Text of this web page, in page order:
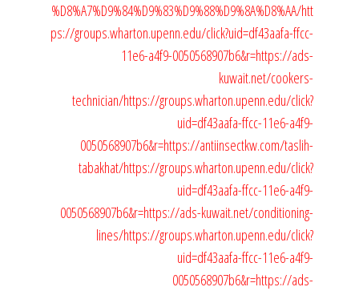
%D8%A7%D9%84%D9%83%D9%88%D9%8A%D8%AA/htt
ps://groups.wharton.upenn.edu/click?uid=df43aafa-ffcc-
11e6-a4f9-0050568907b6&r=https://ads-
kuwait.net/cookers-
technician/https://groups.wharton.upenn.edu/click?
uid=df43aafa-ffcc-11e6-a4f9-
0050568907b6&r=https://antiinsectkw.com/taslih-
tabakhat/https://groups.wharton.upenn.edu/click?
uid=df43aafa-ffcc-11e6-a4f9-
0050568907b6&r=https://ads-kuwait.net/conditioning-
lines/https://groups.wharton.upenn.edu/click?
uid=df43aafa-ffcc-11e6-a4f9-
0050568907b6&r=https://ads-